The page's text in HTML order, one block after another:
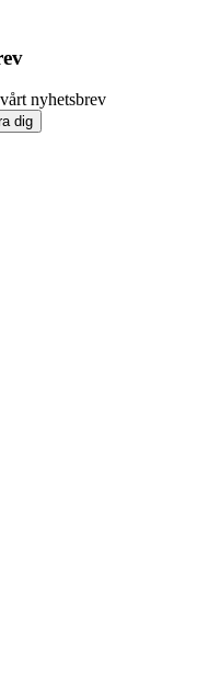
nyhetsbrev
dig